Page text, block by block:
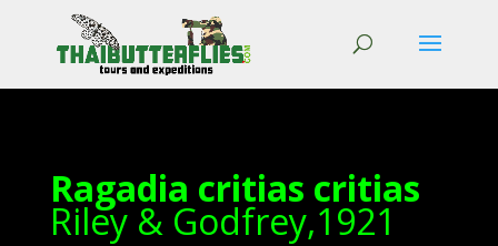
Ragadia critias critias
Riley & Godfrey,1921